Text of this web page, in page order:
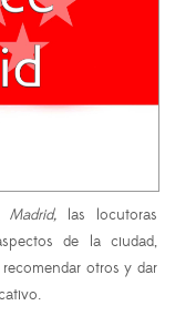
Madrid, las locutoras
de la ciudad,
otros y dar